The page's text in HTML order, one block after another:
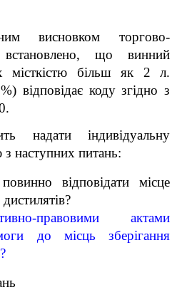
висновком торгово-
встановлено, що винний
місткістю більш як 2 л.
відповідає коду згідно з
надати індивідуальну
з наступних питань:
відповідати місце
правовими актами
до місць зберігання